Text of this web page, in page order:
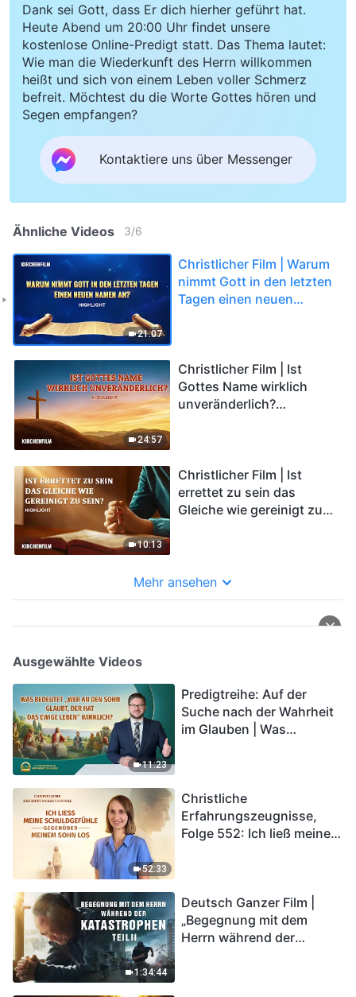
Dank sei Gott, dass Er dich hierher geführt hat.
Heute Abend um 20:00 Uhr findet unsere
kostenlose Online-Predigt statt. Das Thema lautet:
Wie man die Wiederkunft des Herrn willkommen
heißt und sich von einem Leben voller Schmerz
befreit. Möchtest du die Worte Gottes hören und
Segen empfangen?
Kontaktiere uns über Messenger
Ähnliche Videos 3/6
21:07
Christlicher Film | Warum
nimmt Gott in den letzten
Tagen einen neuen
24:57
Christlicher Film | Ist
Gottes Name wirklich
unveränderlich?
10:13
Christlicher Film | Ist
errettet zu sein das
Gleiche wie gereinigt zu
Mehr ansehen
Ausgewählte Videos
11:23
Predigtreihe: Auf der
Suche nach der Wahrheit
im Glauben | Was
52:33
Christliche
Erfahrungszeugnisse,
Folge 552: Ich ließ meine
1:34:44
Deutsch Ganzer Film |
„Begegnung mit dem
Herrn während der